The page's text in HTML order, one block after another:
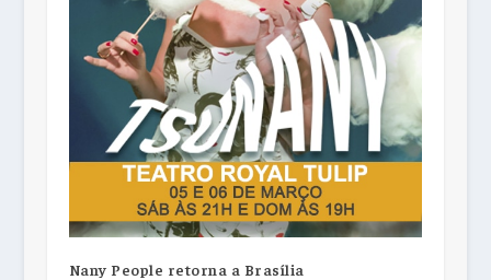
Nany People retorna a Brasília